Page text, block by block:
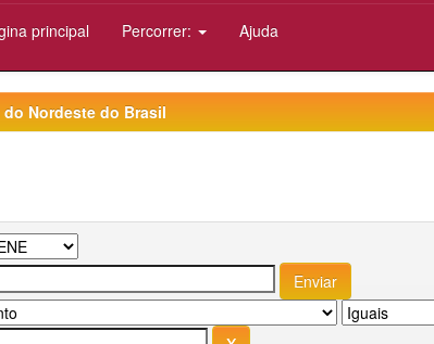
principal Percorrer: Ajuda
do Nordeste do Brasil